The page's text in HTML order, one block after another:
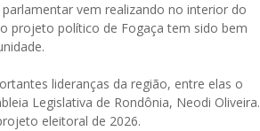
vem realizando no interior do
projeto político de Fogaça tem sido bem
lideranças da região, entre elas o
Legislativa de Rondônia, Neodi Oliveira.
eleitoral de 2026.